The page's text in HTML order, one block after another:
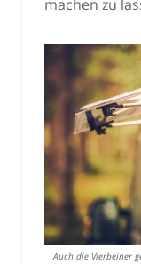
machen zu
Auch die Vierbeiner